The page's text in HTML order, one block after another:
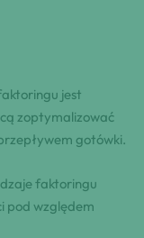
jest
zoptymalizować
gotówki.
faktoringu
pod względem